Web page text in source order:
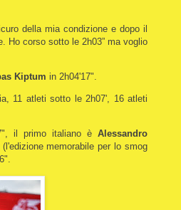
della mia condizione e dopo il
Ho corso sotto le 2h03” ma voglio
Kiptum in 2h04'17".
11 atleti sotto le 2h07', 16 atleti
il primo italiano è Alessandro
memorabile per lo smog